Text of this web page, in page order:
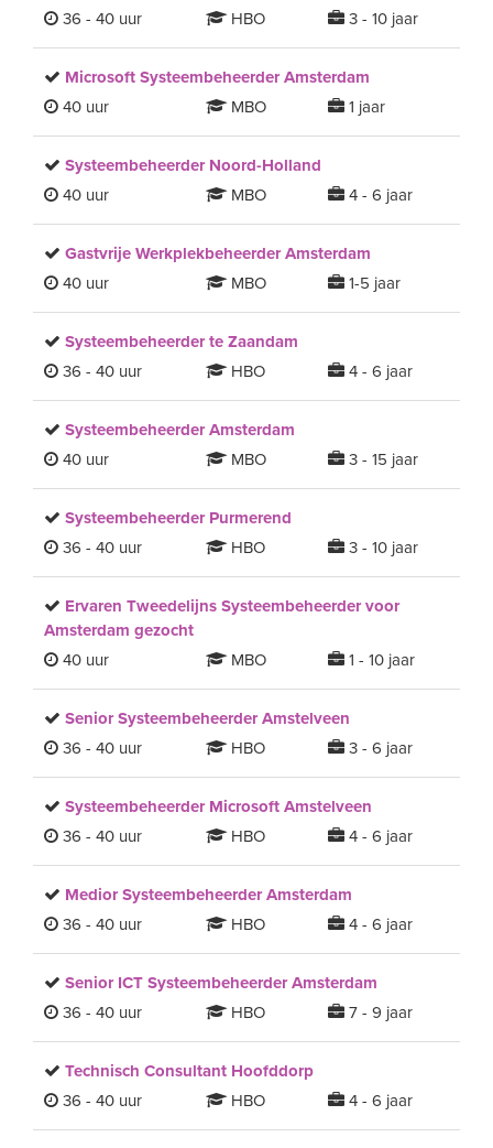
36 - 40 uur HBO 3 - 10 jaar
Microsoft Systeembeheerder Amsterdam
40 uur
MBO 1 jaar
Systeembeheerder Noord-Holland
40 uur
MBO 4 - 6 jaar
Gastvrije Werkplekbeheerder Amsterdam
40 uur
MBO 1-5 jaar
Systeembeheerder te Zaandam
36 - 40 uur
HBO 4 - 6 jaar
Systeembeheerder Amsterdam
40 uur
MBO 3 - 15 jaar
Systeembeheerder Purmerend
36 - 40 uur
HBO 3 - 10 jaar
Ervaren Tweedelijns Systeembeheerder voor
Amsterdam gezocht
40 uur
MBO 1 - 10 jaar
Senior Systeembeheerder Amstelveen
36 - 40 uur
HBO 3 - 6 jaar
Systeembeheerder Microsoft Amstelveen
36 - 40 uur
HBO 4 - 6 jaar
Medior Systeembeheerder Amsterdam
36 - 40 uur
HBO 4 - 6 jaar
Senior ICT Systeembeheerder Amsterdam
36 - 40 uur
HBO 7 - 9 jaar
Technisch Consultant Hoofddorp
36 - 40 uur
HBO 4 - 6 jaar